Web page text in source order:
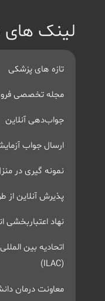
لینک های
تازه های پزشکی
مجله تخصصی
جواب‌دهی آنلاین
ارسال جواب
نمونه گیری در
پذیرش آنلاین از
نهاد اعتباربخشی
اتحادیه بین
(ILAC)
معاونت درمان